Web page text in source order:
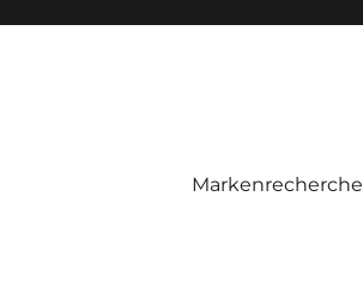
Markenrecherche